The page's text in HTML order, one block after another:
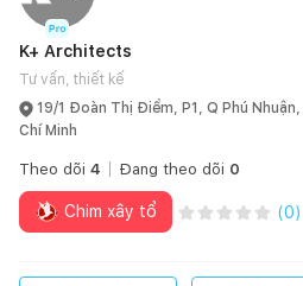
K+ Architects
Tư vấn, thiết kế
19/1 Đoàn Thị Điểm, P1, Q Phú
Chí Minh
Theo dõi 4 Đang theo dõi 0
Chim xây tổ (0)